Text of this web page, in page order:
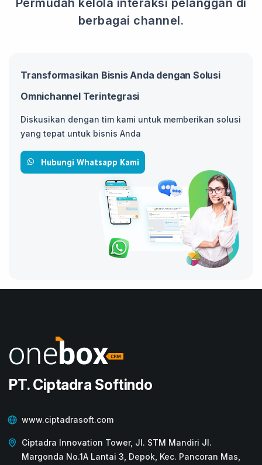
berbagai channel.
Transformasikan Bisnis Anda dengan Solusi
Omnichannel Terintegrasi
Diskusikan dengan tim kami untuk memberikan solusi
yang tepat untuk bisnis Anda
Hubungi Whatsapp Kami
PT. Ciptadra Softindo
www.ciptadrasoft.com
Ciptadra Innovation Tower, Jl. STM Mandiri Jl.
Margonda No.1A Lantai 3, Depok, Kec. Pancoran Mas,